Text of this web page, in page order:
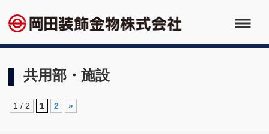
共用部・施設
1 / 2 1 2 »